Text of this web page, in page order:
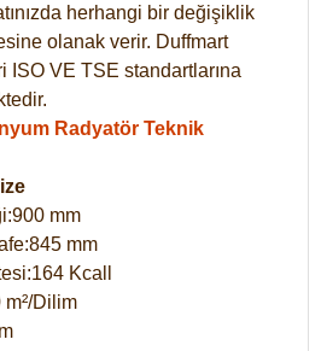
herhangi bir değişiklik
olanak verir. Duffmart
ISO VE TSE standartlarına
Radyatör Teknik
mm
mm
Kcall
m²/Dilim